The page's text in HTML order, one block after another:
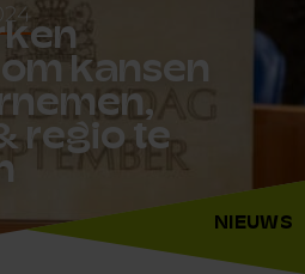
kansen
regio te
NIEUWS